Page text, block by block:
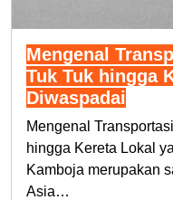
Mengenal
Tuk Tuk hingga
Diwaspadai
Mengenal
hingga Kereta Lokal
Kamboja merupakan
Asia…